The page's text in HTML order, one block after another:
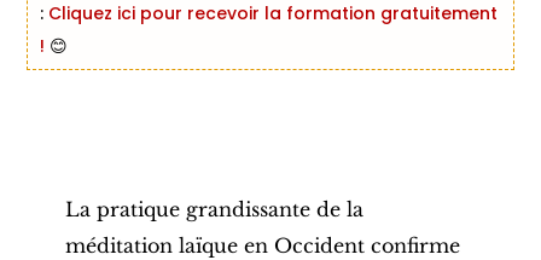
:Cliquez ici pour recevoir la formation gratuitement
! 😊
La pratique grandissante de la
méditation laïque en Occident confirme